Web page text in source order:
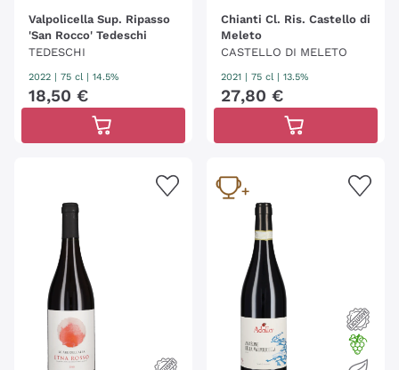
Valpolicella Sup. Ripasso
'San Rocco' Tedeschi
TEDESCHI
2022 | 75 cl | 14.5%
18,50 €
Chianti Cl. Ris. Castello di
Meleto
CASTELLO DI MELETO
2021 | 75 cl | 13.5%
27,80 €